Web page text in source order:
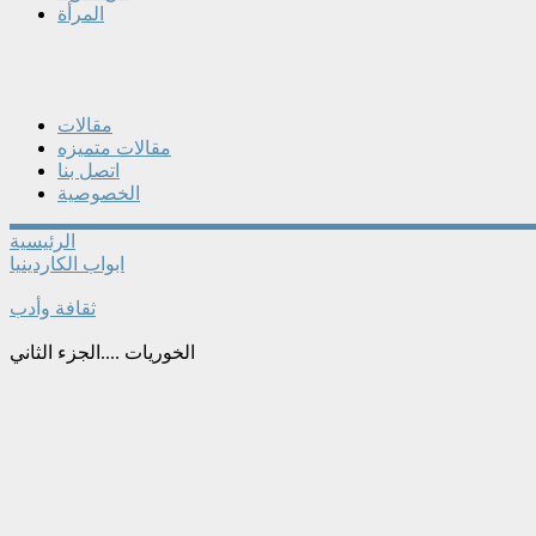
المرأة
مقالات
مقالات متميزه
اتصل بنا
الخصوصية
الرئيسية
ابواب الكاردينيا
ثقافة وأدب
الخوريات ....الجزء الثاني